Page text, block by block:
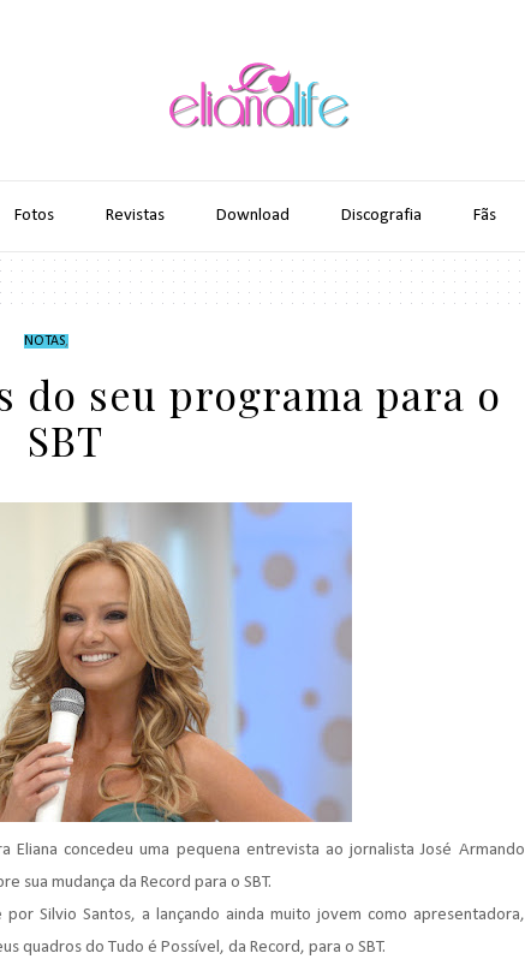
Fotos Revistas Download Discografia Fãs
NOTAS,
do seu programa para o
SBT
concedeu uma pequena entrevista ao jornalista José Armando
sua mudança daRecord para oSBT.
por Silvio Santos, a lançando ainda muito jovem como apresentadora,
quadros do Tudo é Possível, daRecord, para oSBT.